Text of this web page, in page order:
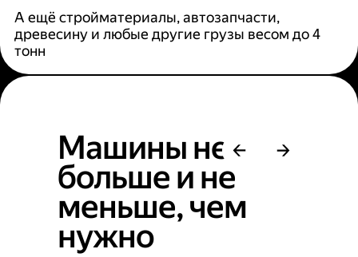
А ещё стройматериалы, автозапчасти,
древесину и любые другие грузы весом до 4
тонн
Машины не
больше и не
меньше, чем
нужно